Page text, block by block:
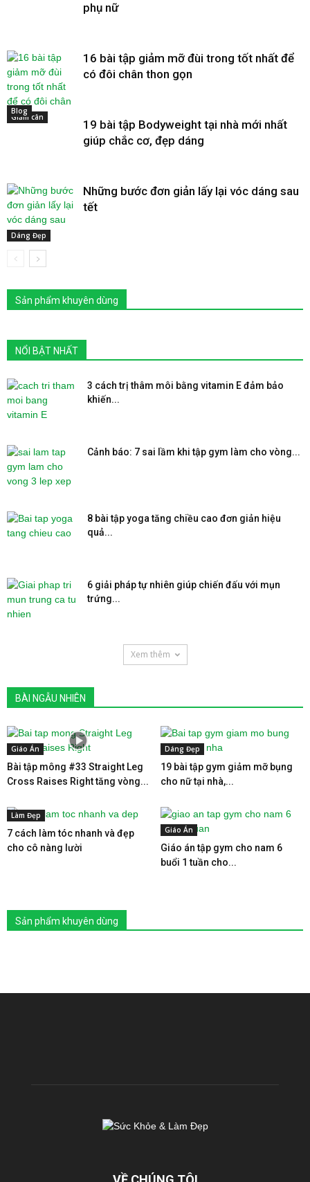
phụ nữ
Giảm cân
16 bài tập giảm mỡ đùi trong tốt nhất để
có đôi chân thon gọn
Blog
19 bài tập Bodyweight tại nhà mới nhất
giúp chắc cơ, đẹp dáng
Dáng Đẹp
Những bước đơn giản lấy lại vóc dáng sau
tết
Sản phẩm khuyên dùng
NỔI BẬT NHẤT
3 cách trị thâm môi bằng vitamin E đảm bảo
khiến...
Cảnh báo: 7 sai lầm khi tập gym làm cho vòng...
8 bài tập yoga tăng chiều cao đơn giản hiệu
quả...
6 giải pháp tự nhiên giúp chiến đấu với mụn
trứng...
Xem thêm
BÀI NGẪU NHIÊN
Giáo Án
Bài tập mông #33 Straight Leg
Cross Raises Right tăng vòng...
Dáng Đẹp
19 bài tập gym giảm mỡ bụng
cho nữ tại nhà,...
Làm Đẹp
7 cách làm tóc nhanh và đẹp
cho cô nàng lười
Giáo Án
Giáo án tập gym cho nam 6
buổi 1 tuần cho...
Sản phẩm khuyên dùng